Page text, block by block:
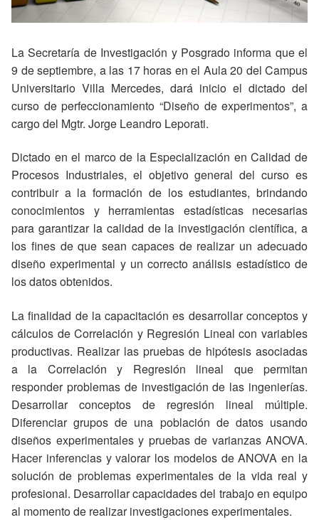
La Secretaría de Investigación y Posgrado informa que el
9 de septiembre, a las 17 horas en el Aula 20 del Campus
Universitario Villa Mercedes, dará inicio el dictado del
curso de perfeccionamiento “Diseño de experimentos”, a
cargo del Mgtr. Jorge Leandro Leporati.
Dictado en el marco de la Especialización en Calidad de
Procesos Industriales, el objetivo general del curso es
contribuir a la formación de los estudiantes, brindando
conocimientos y herramientas estadísticas necesarias
para garantizar la calidad de la investigación científica, a
los fines de que sean capaces de realizar un adecuado
diseño experimental y un correcto análisis estadístico de
los datos obtenidos.
La finalidad de la capacitación es desarrollar conceptos y
cálculos de Correlación y Regresión Lineal con variables
productivas. Realizar las pruebas de hipótesis asociadas
a la Correlación y Regresión lineal que permitan
responder problemas de investigación de las ingenierías.
Desarrollar conceptos de regresión lineal múltiple.
Diferenciar grupos de una población de datos usando
diseños experimentales y pruebas de varianzas ANOVA.
Hacer inferencias y valorar los modelos de ANOVA en la
solución de problemas experimentales de la vida real y
profesional. Desarrollar capacidades del trabajo en equipo
al momento de realizar investigaciones experimentales.